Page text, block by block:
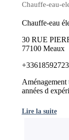
Chauffe-eau-
Chauffe-eau
30 RUE
77100 Meaux
+33618592723
Aménagement
années d
Lire la suite